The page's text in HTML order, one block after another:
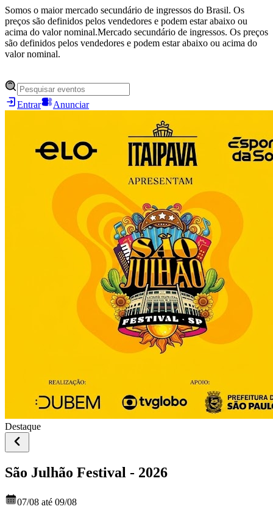
Somos o maior mercado secundário de ingressos do Brasil. Os
preços são definidos pelos vendedores e podem estar abaixo ou
acima do valor nominal.Mercado secundário de ingressos. Os preços
são definidos pelos vendedores e podem estar abaixo ou acima do
valor nominal.
Entrar Anunciar
Destaque
São Julhão Festival - 2026
07/08 até 09/08